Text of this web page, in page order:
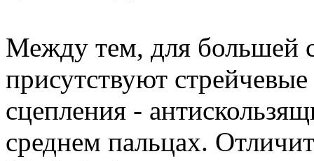
Между тем, для большей
присутствуют
сцепления -
среднем пальцах.